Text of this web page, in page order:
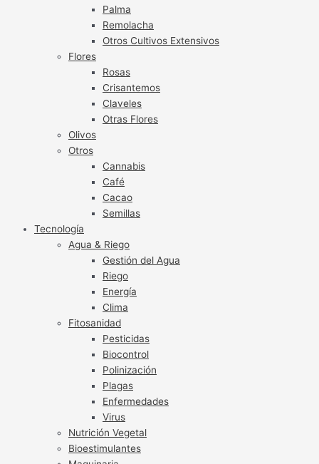
Palma
Remolacha
Otros Cultivos Extensivos
Flores
Rosas
Crisantemos
Claveles
Otras Flores
Olivos
Otros
Cannabis
Café
Cacao
Semillas
Tecnología
Agua & Riego
Gestión del Agua
Riego
Energía
Clima
Fitosanidad
Pesticidas
Biocontrol
Polinización
Plagas
Enfermedades
Virus
Nutrición Vegetal
Bioestimulantes